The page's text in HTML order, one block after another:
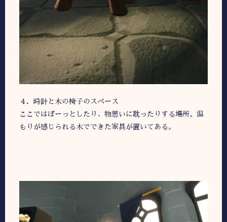
４．時計と木の椅子のスペース
ここではぼーっとしたり、物思いに耽ったりする場所。温
もりが感じられる木でできた家具が置いてある。